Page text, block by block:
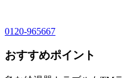
0120-965667
おすすめポイント